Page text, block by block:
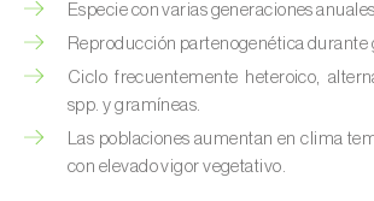
Chinche de la morera (
pentagona)
Chinche de las piñas (
occidentalis)
Especie con varias generaciones
Reproducción partenogenética durante
Ciclo frecuentemente heteroico,
spp. y gramíneas.
Las poblaciones aumentan en clima
con elevado vigor vegetativo.